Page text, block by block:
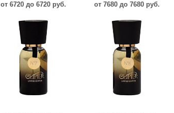
от 6720 до 6720 руб. от 7680 до 7680 руб.